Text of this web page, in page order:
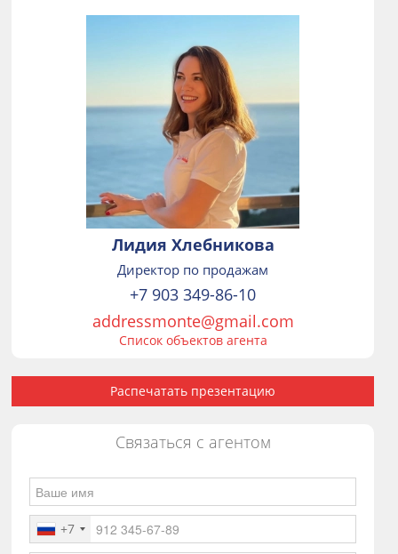
Лидия Хлебникова
Директор по продажам
+7 903 349-86-10
addressmonte@gmail.com
Список объектов агента
Распечатать презентацию
Связаться с агентом
+7